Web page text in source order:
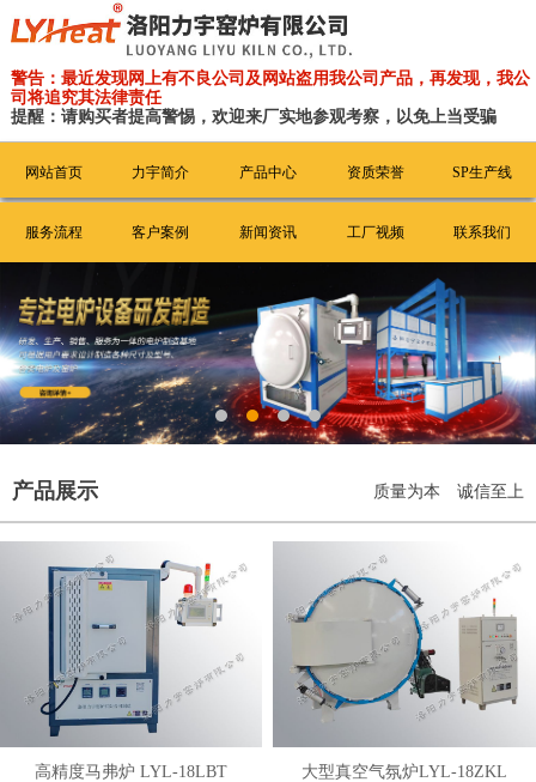
警告：最近发现网上有不良公司及网站盗用我公司产品，再发现，我公
司将追究其法律责任
提醒：请购买者提高警惕，欢迎来厂实地参观考察，以免上当受骗
网站首页 力宇简介 产品中心 资质荣誉 SP生产线
服务流程 客户案例 新闻资讯 工厂视频 联系我们
产品展示 质量为本 诚信至上
高精度马弗炉 LYL-18LBT 大型真空气氛炉LYL-18ZKL